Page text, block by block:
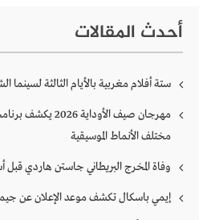
أحدث المقالات
ستة أفلام مغربية بالأيام الثالثة لسينما
مهرجان صيف
مختلف الأنماط الموسيقية
وفاة المخرج البريطاني جاستن هاردي
إيمي باسكال تكشف موعد الإعلان عن